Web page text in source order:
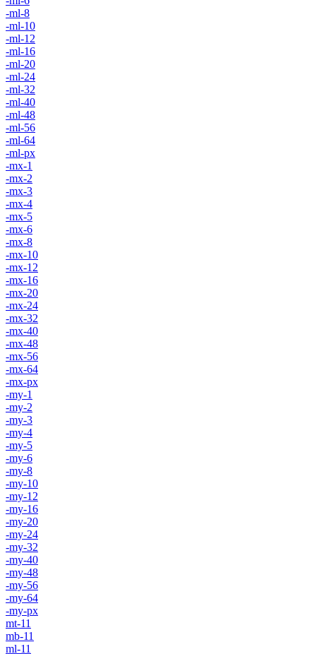
-ml-8
-ml-10
-ml-12
-ml-16
-ml-20
-ml-24
-ml-32
-ml-40
-ml-48
-ml-56
-ml-64
-ml-px
-mx-1
-mx-2
-mx-3
-mx-4
-mx-5
-mx-6
-mx-8
-mx-10
-mx-12
-mx-16
-mx-20
-mx-24
-mx-32
-mx-40
-mx-48
-mx-56
-mx-64
-mx-px
-my-1
-my-2
-my-3
-my-4
-my-5
-my-6
-my-8
-my-10
-my-12
-my-16
-my-20
-my-24
-my-32
-my-40
-my-48
-my-56
-my-64
-my-px
mt-11
mb-11
ml-11